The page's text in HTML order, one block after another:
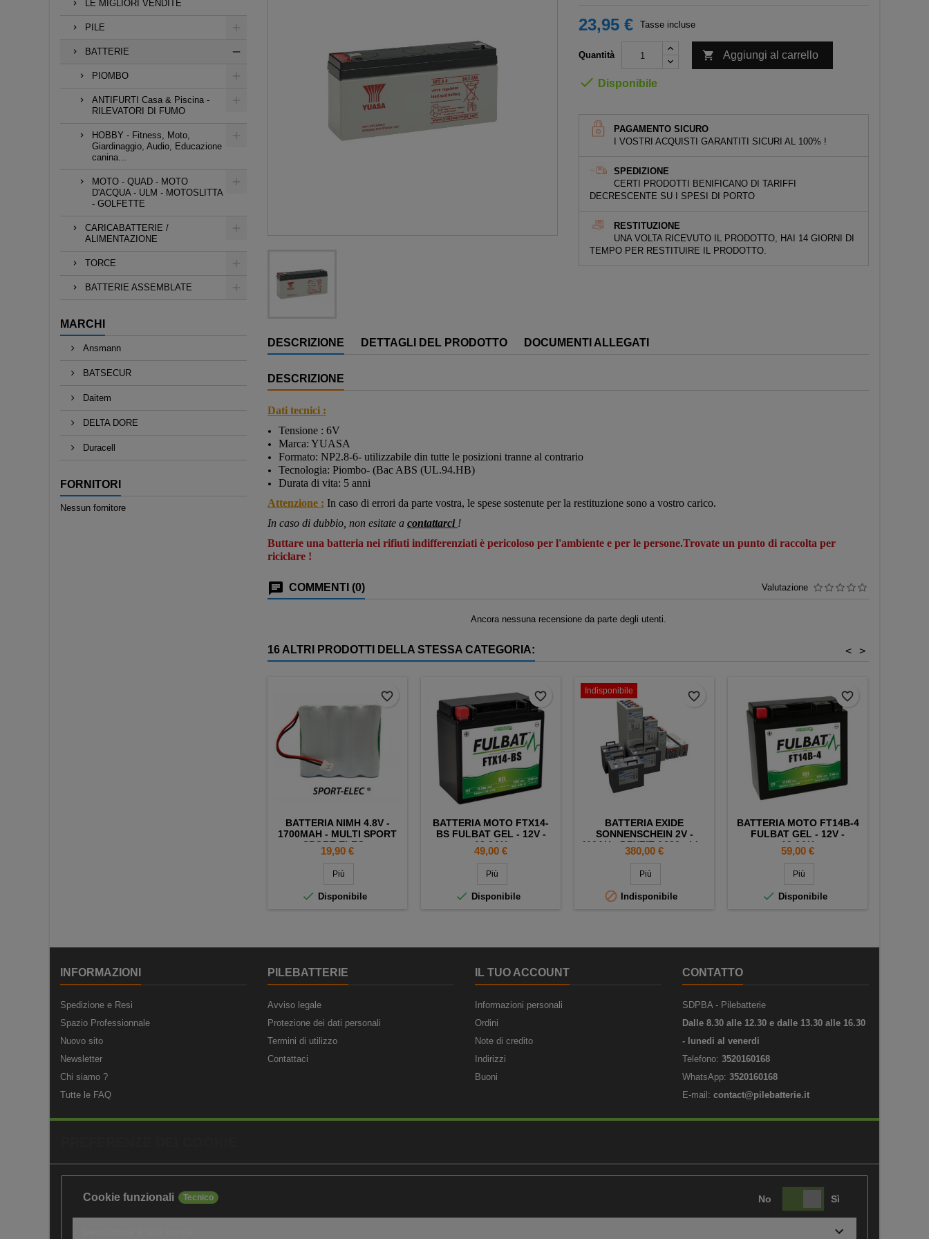
LE MIGLIORI VENDITE
PILE
BATTERIE
PIOMBO
ANTIFURTI Casa & Piscina -
RILEVATORI DI FUMO
HOBBY - Fitness, Moto,
Giardinaggio, Audio, Educazione
canina...
MOTO - QUAD - MOTO
D'ACQUA - ULM - MOTOSLITTA
- GOLFETTE
CARICABATTERIE /
ALIMENTAZIONE
TORCE
BATTERIE ASSEMBLATE
MARCHI
Ansmann
BATSECUR
Daitem
DELTA DORE
Duracell
FORNITORI
Nessun fornitore
23,95 € Tasse incluse
Quantità  Aggiungi al carrello
 Disponibile
PAGAMENTO SICURO
I VOSTRI ACQUISTI GARANTITI SICURI AL 100% !
SPEDIZIONE
CERTI PRODOTTI BENIFICANO DI TARIFFI
DECRESCENTE SU I SPESI DI PORTO
RESTITUZIONE
UNA VOLTA RICEVUTO IL PRODOTTO, HAI 14 GIORNI DI
TEMPO PER RESTITUIRE IL PRODOTTO.
DESCRIZIONE DETTAGLI DEL PRODOTTO DOCUMENTI ALLEGATI
DESCRIZIONE
Dati tecnici :
Tensione : 6V
Marca: YUASA
Formato: NP2.8-6- utilizzabile din tutte le posizioni tranne al contrario
Tecnologia: Piombo- (Bac ABS (UL.94.HB)
Durata di vita: 5 anni
Attenzione : In caso di errori da parte vostra, le spese sostenute per la restituzione sono a vostro carico.
In caso di dubbio, non esitate a contattarci !
Buttare una batteria nei rifiuti indifferenziati è pericoloso per l'ambiente e per le persone.Trovate un punto di raccolta per
riciclare !
COMMENTI (0) Valutazione
Ancora nessuna recensione da parte degli utenti.
16 ALTRI PRODOTTI DELLA STESSA CATEGORIA: >
<
BATTERIA NIMH 4.8V -
1700MAH - MULTI SPORT
SPORT-ELEC +
CONNETTORE
Prezzo
19,90 €
Più
 Disponibile
favorite_border
BATTERIA MOTO FTX14-
BS FULBAT GEL - 12V -
12.6AH
Prezzo
49,00 €
Più
 Disponibile
favorite_border Indisponibile
BATTERIA EXIDE
SONNENSCHEIN 2V -
416AH - DRYFIT A600 - LL -
OPZV350
Prezzo
380,00 €
Più
 Indisponibile
favorite_border
BATTERIA MOTO FT14B-4
FULBAT GEL - 12V -
12.6AH
Prezzo
59,00 €
Più
 Disponibile
favorite_border
INFORMAZIONI
Spedizione e Resi
Spazio Professionnale
Nuovo sito
Newsletter
Chi siamo ?
Tutte le FAQ
PILEBATTERIE
Avviso legale
Protezione dei dati personali
Termini di utilizzo
Contattaci
IL TUO ACCOUNT
Informazioni personali
Ordini
Note di credito
Indirizzi
Buoni
CONTATTO
SDPBA - Pilebatterie
Dalle 8.30 alle 12.30 e dalle 13.30 alle 16.30
- lunedi al venerdi
Telefono: 3520160168
WhatsApp: 3520160168
E-mail: contact@pilebatterie.it
Cookie funzionali Tecnico No Sì